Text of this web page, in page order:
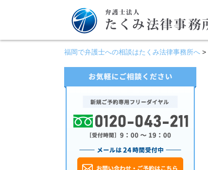
福岡で弁護士への相談はたくみ法律事務所へ >